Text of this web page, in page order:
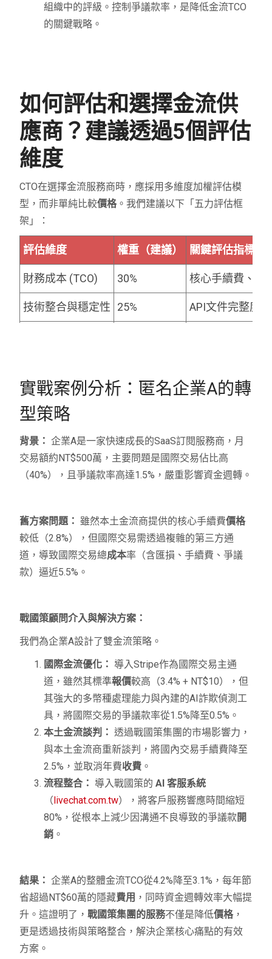
組織中的評級。控制爭議款率，是降低金流TCO
的關鍵戰略。
如何評估和選擇金流供
應商？建議透過5個評估
維度
CTO在選擇金流服務商時，應採用多維度加權評估模
型，而非單純比較價格。我們建議以下「五力評估框
架」：
評估維度 權重（建議） 關鍵評估指標
財務成本 (TCO) 30% 核心手續費、年
技術整合與穩定性 25% API文件完整度
客戶與技術支援 10% 24/7技術支援、
實戰案例分析：匿名企業A的轉
型策略
背景： 企業A是一家快速成長的SaaS訂閱服務商，月
交易額約NT$500萬，主要問題是國際交易佔比高
（40%），且爭議款率高達1.5%，嚴重影響資金週轉。
舊方案問題： 雖然本土金流商提供的核心手續費價格
較低（2.8%），但國際交易需透過複雜的第三方通
道，導致國際交易總成本率（含匯損、手續費、爭議
款）逼近5.5%。
戰國策顧問介入與解決方案：
我們為企業A設計了雙金流策略。
國際金流優化： 導入Stripe作為國際交易主通
道，雖然其標準報價較高（3.4% + NT$10），但
其強大的多幣種處理能力與內建的AI詐欺偵測工
具，將國際交易的爭議款率從1.5%降至0.5%。
本土金流談判： 透過戰國策集團的市場影響力，
與本土金流商重新談判，將國內交易手續費降至
2.5%，並取消年費收費 。
流程整合： 導入戰國策的AI 客服系統
（livechat.com.tw），將客戶服務響應時間縮短
80%，從根本上減少因溝通不良導致的爭議款 開
銷 。
結果： 企業A的整體金流TCO從4.2%降至3.1%，每年節
省超過NT$60萬的隱藏費用 ，同時資金週轉效率大幅提
升。這證明了，戰國策集團的服務不僅是降低價格，
更是透過技術與策略整合，解決企業核心痛點的有效
方案。